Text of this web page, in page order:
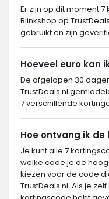
Er zijn op dit moment
Blinkshop op
gebruikt en zijn
Hoeveel euro kan
De afgelopen 30
TrustDeals.nl
7 verschillende
Hoe ontvang ik
Je kunt alle 7
welke code je de
kiezen voor de code
TrustDeals.nl. Als je